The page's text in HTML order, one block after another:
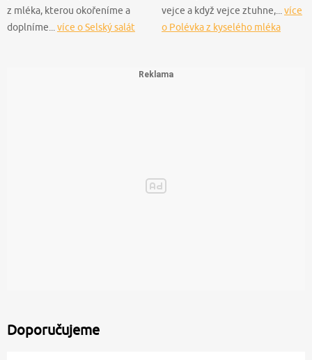
z mléka, kterou okořeníme a
doplníme... více o Selský salát
vejce a když vejce ztuhne,... více
o Polévka z kyselého mléka
Doporučujeme